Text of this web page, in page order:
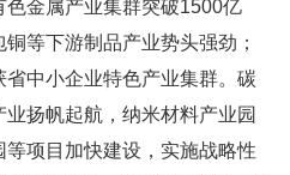
金属产业集群突破1500亿
等下游制品产业势头强劲；
中小企业特色产业集群。碳
扬帆起航，纳米材料产业园
项目加快建设，实施战略性